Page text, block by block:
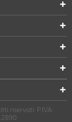
riservati. P.IVA: